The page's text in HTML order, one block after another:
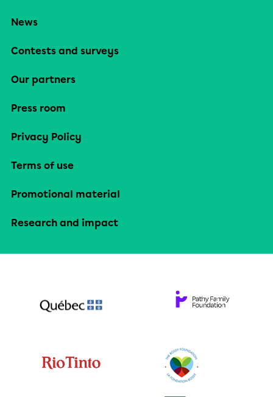
News
Contests and surveys
Our partners
Press room
Privacy Policy
Terms of use
Promotional material
Research and impact